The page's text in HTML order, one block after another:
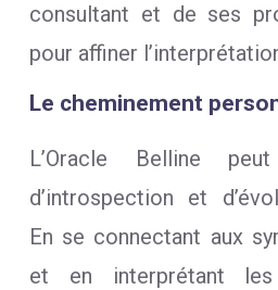
consultant et de ses
pour affiner
Le cheminement
L’Oracle Belline
d’introspection et
En se connectant aux
et en interprétant